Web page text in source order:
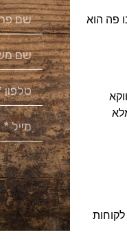
פה הוא
צורה טבעית ואי אפשר לעולם לשלוט על המראה שלו ב-100%. דווקא